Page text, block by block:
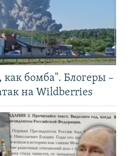
бомба". Блогеры –
на Wildberries